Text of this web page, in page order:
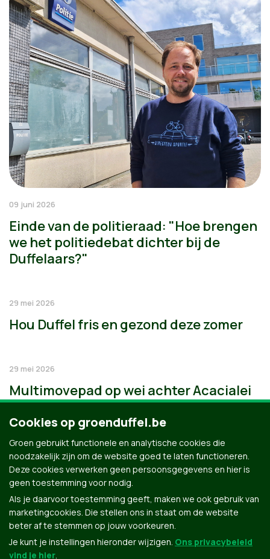
09 juni 2026
Einde van de politieraad: "Hoe brengen
we het politiedebat dichter bij de
Duffelaars?"
29 mei 2026
Hou Duffel fris en gezond deze zomer
29 mei 2026
Multimovepad op wei achter Acacialei
Cookies op groenduffel.be
Groen gebruikt functionele en analytische cookies die
noodzakelijk zijn om de website goed te laten functioneren.
Deze cookies verwerken geen persoonsgegevens en hier is
geen toestemming voor nodig.
Als je daarvoor toestemming geeft, maken we ook gebruik van
marketingcookies. Die stellen ons in staat om de website
beter af te stemmen op jouw voorkeuren.
Je kunt je instellingen hieronder wijzigen. Ons privacybeleid
vind je hier.